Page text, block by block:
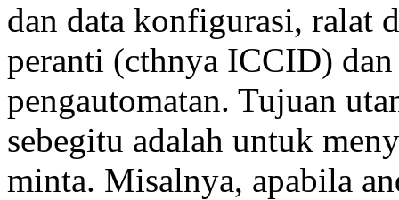
dan data konfigurasi, ralat
peranti (cthnya ICCID) dan
pengautomatan. Tujuan
sebegitu adalah untuk
minta. Misalnya, apabila